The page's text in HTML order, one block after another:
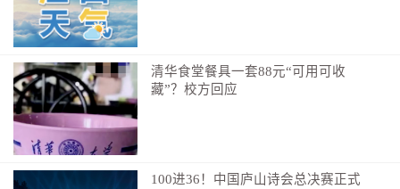
清华食堂餐具一套88元“可用可收
藏”？校方回应
100进36！中国庐山诗会总决赛正式